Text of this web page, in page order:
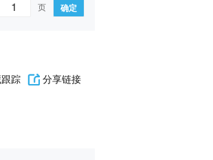
页 确定
踪 分享链接